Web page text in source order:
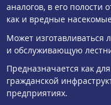
аналогов, в его полости
как и вредные
Может
и обслуживающую
Предназначается как
гражданской
предприятиях.